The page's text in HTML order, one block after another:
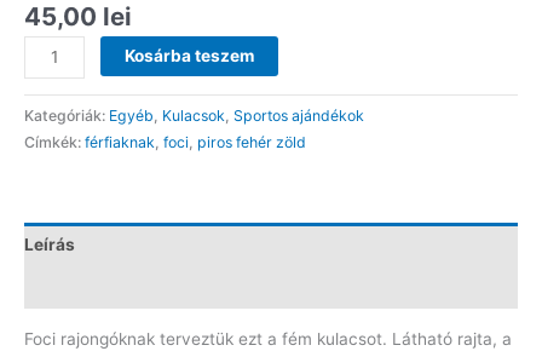
45,00 lei
Hajrá
magyarok
kulacs-
750ml
mennyiség
Kosárba teszem
Kategóriák: Egyéb, Kulacsok, Sportos ajándékok
Címkék: férfiaknak, foci, piros fehér zöld
Leírás
Foci rajongóknak terveztük ezt a fém kulacsot. Látható rajta, a